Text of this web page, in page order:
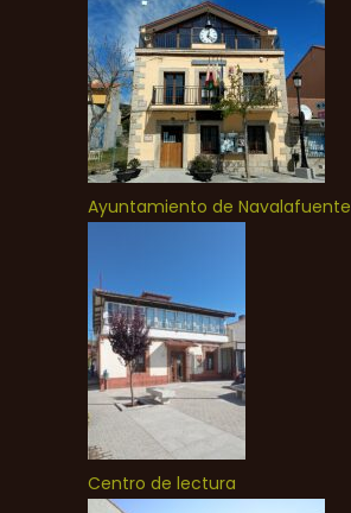
Ayuntamiento de Navalafuente
Centro de lectura